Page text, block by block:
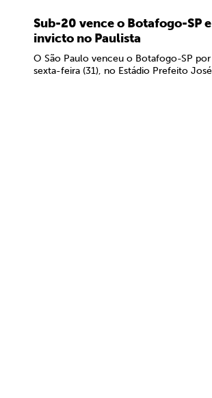
Sub-20 vence o Botafogo-SP
invicto no Paulista
O São Paulo venceu o Botafogo-SP
sexta-feira (31), no Estádio Prefeito